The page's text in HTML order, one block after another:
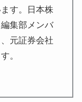
す。日本株
集部メンバ
元証券会社
。